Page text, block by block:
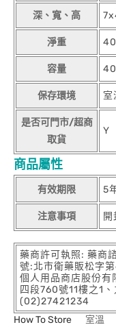
深、寬、高
淨重
容量
保存環境 室
是否可門市/超商
取貨
Y
商品屬性
有效期限 5
注意事項
藥商許可執照: 藥商
號:北市衛藥販松字
個人用品商店股份有
四段760號11樓之1
(02)27421234
How To Store
室溫